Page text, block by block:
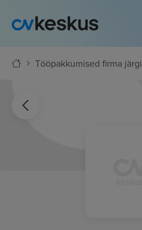
Tööpakkumised firma järgi